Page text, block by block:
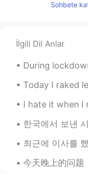
@Katherine
EN KR
EN KR
@Amy
Mr. Hwang
Sohbete
İlgili Dil Anlar
During lockdown I was doing really
Today I raked leaves and I had a
I hate it when I notice someone
한국에서 보낸 시간을 기억합니다. 내가 경험한 마법을 생각해 보세
최근에 이사를 했는데 친구들이 이삿짐 나르는 것을 도와주었어요
今天晚上的问题：什么时候加 'the'？ 'the'是重视什么